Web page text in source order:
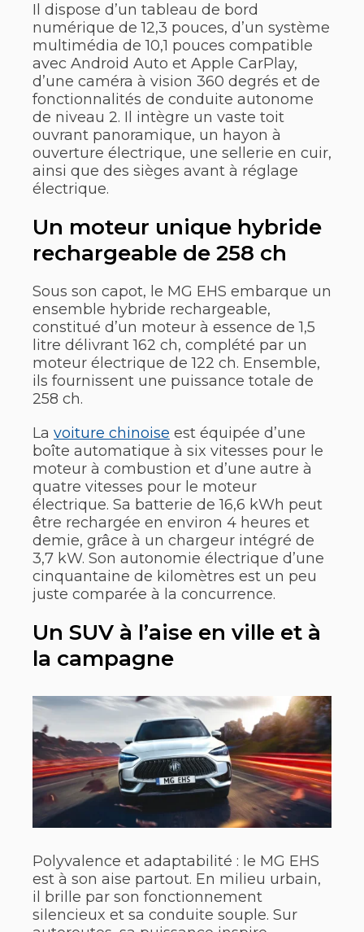
Il dispose d’un tableau de bord
numérique de 12,3 pouces, d’un système
multimédia de 10,1 pouces compatible
avec Android Auto et Apple CarPlay,
d’une caméra à vision 360 degrés et de
fonctionnalités de conduite autonome
de niveau 2. Il intègre un vaste toit
ouvrant panoramique, un hayon à
ouverture électrique, une sellerie en cuir,
ainsi que des sièges avant à réglage
électrique.
Un moteur unique hybride
rechargeable de 258 ch
Sous son capot, le MG EHS embarque un
ensemble hybride rechargeable,
constitué d’un moteur à essence de 1,5
litre délivrant 162 ch, complété par un
moteur électrique de 122 ch. Ensemble,
ils fournissent une puissance totale de
258 ch.
La voiture chinoise est équipée d’une
boîte automatique à six vitesses pour le
moteur à combustion et d’une autre à
quatre vitesses pour le moteur
électrique. Sa batterie de 16,6 kWh peut
être rechargée en environ 4 heures et
demie, grâce à un chargeur intégré de
3,7 kW. Son autonomie électrique d’une
cinquantaine de kilomètres est un peu
juste comparée à la concurrence.
Un SUV à l’aise en ville et à
la campagne
Polyvalence et adaptabilité : le MG EHS
est à son aise partout. En milieu urbain,
il brille par son fonctionnement
silencieux et sa conduite souple. Sur